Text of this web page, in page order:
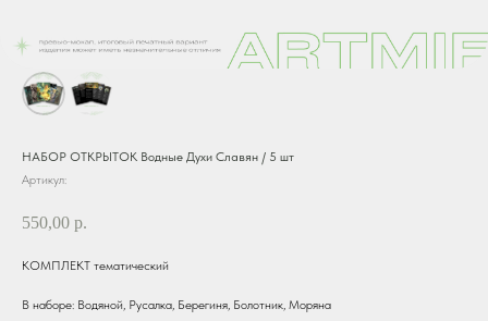
НАБОР ОТКРЫТОК Водные Духи Славян / 5 шт
Артикул:
550,00 р.
КОМПЛЕКТ тематический
В наборе: Водяной, Русалка, Берегиня, Болотник, Моряна